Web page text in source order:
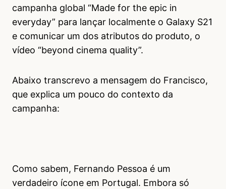
campanha global “Made for the epic in
everyday” para lançar localmente o Galaxy S21
e comunicar um dos atributos do produto, o
vídeo “beyond cinema quality”.
Abaixo transcrevo a mensagem do Francisco,
que explica um pouco do contexto da
campanha:
Como sabem, Fernando Pessoa é um
verdadeiro ícone em Portugal. Embora só